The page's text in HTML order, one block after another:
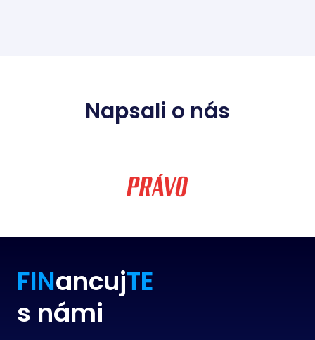
Napsali o nás
FINancujTE
s námi